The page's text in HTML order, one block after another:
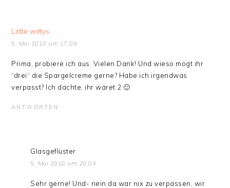
Little wittys
5. Mai 2018 um 17:09
Prima, probiere ich aus. Vielen Dank! Und wieso mögt ihr
“drei“ die Spargelcreme gerne? Habe ich irgendwas
verpasst? Ich dachte, ihr wäret 2 🙂
ANTWORTEN
Glasgeflüster
5. Mai 2018 um 20:04
Sehr gerne! Und- nein da war nix zu verpassen, wir